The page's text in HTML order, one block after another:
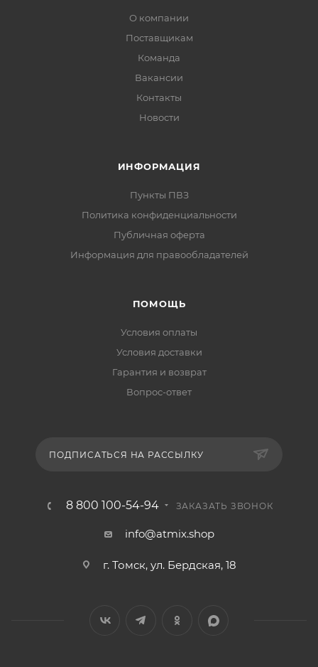
О компании
Поставщикам
Команда
Вакансии
Контакты
Новости
ИНФОРМАЦИЯ
Пункты ПВЗ
Политика конфиденциальности
Публичная оферта
Информация для правообладателей
ПОМОЩЬ
Условия оплаты
Условия доставки
Гарантия и возврат
Вопрос-ответ
ПОДПИСАТЬСЯ НА РАССЫЛКУ
8 800 100-54-94 ЗАКАЗАТЬ ЗВОНОК
info@atmix.shop
г. Томск, ул. Бердская, 18